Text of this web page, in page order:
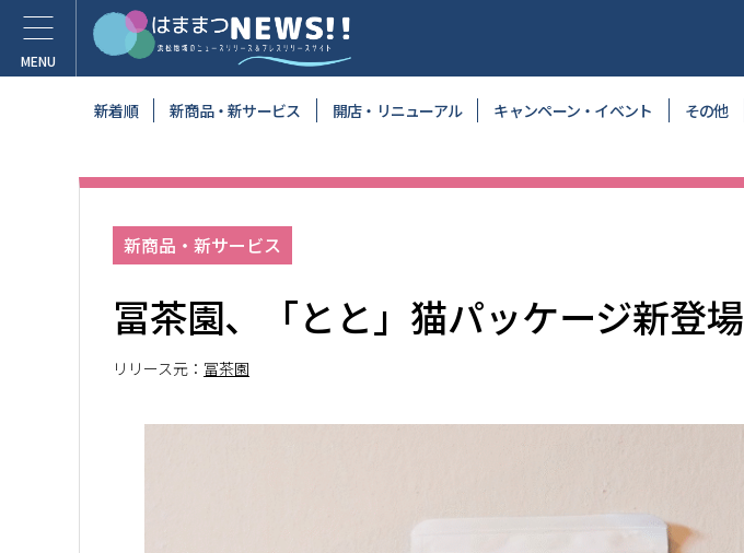
新着順 新商品・新サービス 開店・リニューアル キャンペーン・イベント その他
新商品・新サービス
冨茶園、「とと」猫パッケージ新登場
リリース元： 冨茶園